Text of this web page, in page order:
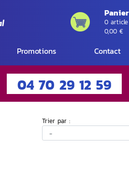
Panier
0 article
0,00 €
Promotions Contact
04 70 29 12 59
Trier par :